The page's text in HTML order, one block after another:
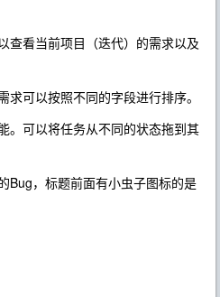
当前项目（迭代）的需求以及
以按照不同的字段进行排序。
以将任务从不同的状态拖到其
，标题前面有小虫子图标的是